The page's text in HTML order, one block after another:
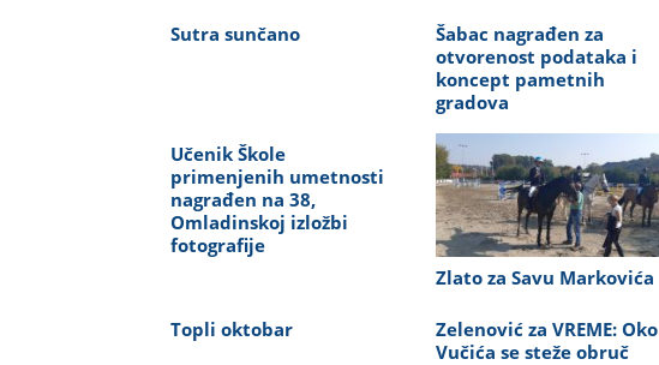
Sutra sunčano
Šabac nagrađen za
otvorenost podataka i
koncept pametnih
gradova
Učenik Škole
primenjenih umetnosti
nagrađen na 38,
Omladinskoj izložbi
fotografije
Zlato za Savu Markovića
Topli oktobar
Zelenović za VREME: Oko
Vučića se steže obruč